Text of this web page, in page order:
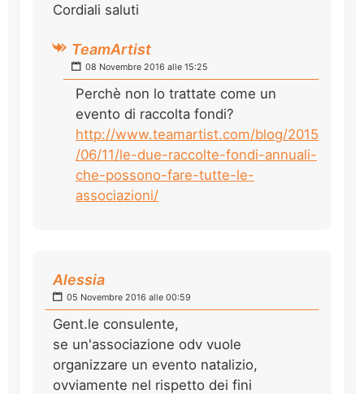
Cordiali saluti
TeamArtist
08 Novembre 2016 alle 15:25
Perchè non lo trattate come un
evento di raccolta fondi?
http://www.teamartist.com/blog/2015
/06/11/le-due-raccolte-fondi-annuali-
che-possono-fare-tutte-le-
associazioni/
Alessia
05 Novembre 2016 alle 00:59
Gent.le consulente,
se un'associazione odv vuole
organizzare un evento natalizio,
ovviamente nel rispetto dei fini